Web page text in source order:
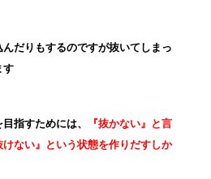
だりもするのですが抜いてしまっ
す
指すためには、
『抜かない』と言
ない』という状態を作りだすしか